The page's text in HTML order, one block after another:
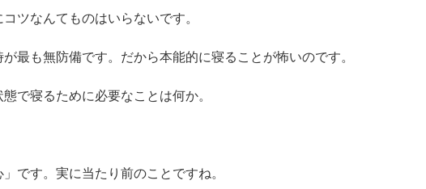
ツなんてものはいらないです。
最も無防備です。だから本能的に寝ることが怖いのです。
で寝るために必要なことは何か。
」です。実に当たり前のことですね。